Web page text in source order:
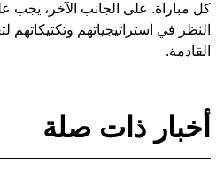
كل مباراة. على الجانب الآخر، يجب
النظر في استراتيجياتهم وتكتيكاتهم
القادمة.
أخبار ذات صلة